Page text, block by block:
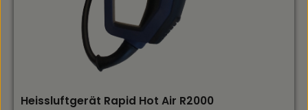
Heissluftgerät Rapid Hot Air R2000